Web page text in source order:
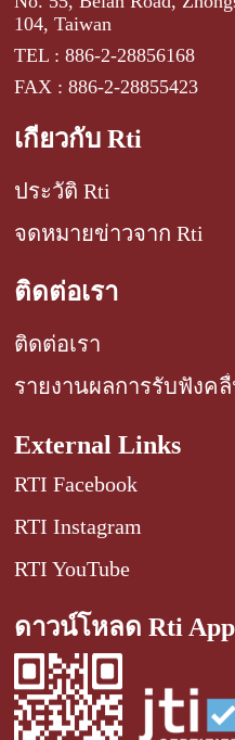
104, Taiwan
TEL : 886-2-28856168
FAX : 886-2-28855423
เกี่ยวกับ Rti
ประวัติ Rti
จดหมายข่าวจาก Rti
ติดต่อเรา
ติดต่อเรา
รายงานผลการรับฟังค
External Links
RTI Facebook
RTI Instagram
RTI YouTube
ดาวน์โหลด Rti App